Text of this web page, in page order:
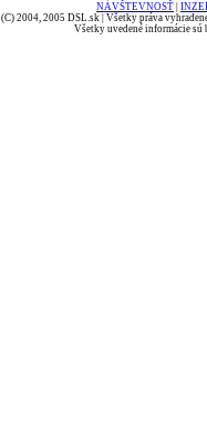
NÁVŠTEVNOSŤ
(C) 2004, 2005 DSL.sk | Všetky práva
Všetky uvedené informácie sú